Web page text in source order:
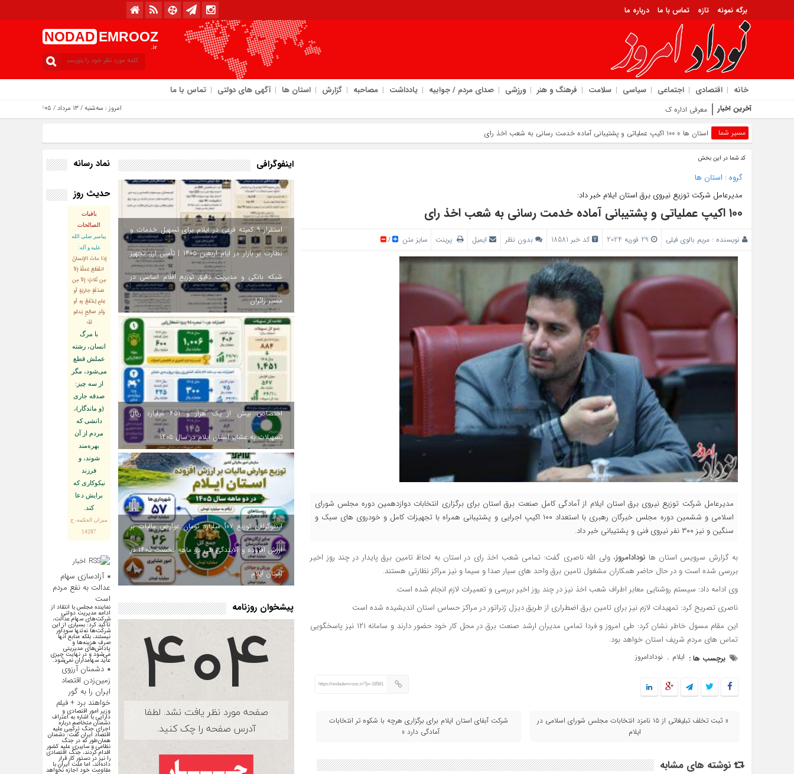
برگه نمونه تازه تماس با ما درباره ما
NODAD EMROOZ
.ir
خانه اقتصادی اجتماعی سیاسی سلامت فرهنگ و هنر ورزشی صدای مردم / جوابیه یادداشت مصاحبه گزارش استان ها آگهی های دولتی تماس با ما
آخرین اخبار معرفی اداره کل آموزش فنی و حرفه‌ ای استان ایلام به‌ امروز : سه‌شنبه / ۱۳ مرداد / ۱۴۰۵
مسیر شما استان ها » ۱۰۰ اکیپ عملیاتی و پشتیبانی آماده خدمت رسانی به شعب اخذ رای
کد شما در این بخش
گروه : استان ها
مدیرعامل شرکت توزیع نیروی برق استان ایلام خبر داد:
۱۰۰ اکیپ عملیاتی و پشتیبانی آماده خدمت رسانی به شعب اخذ رای
نویسنده : مریم بالوی فیلی کد خبر 18581 بدون نظر ایمیل پرینت سایز متن /
مدیرعامل شرکت توزیع نیروی برق استان ایلام از آمادگی کامل صنعت برق استان برای برگزاری انتخابات دوازدهمین دوره مجلس شورای
اسلامی و ششمین دوره مجلس خبرگان رهبری با استعداد ۱۰۰ اکیپ اجرایی و پشتیبانی همراه با تجهیزات کامل و خودروی های سبک و
سنگین و نیز ۳۰۰ نفر نیروی فنی و پشتیبانی خبر داد.
به گزارش سرویس استان ها نودادامروز، ولی الله ناصری گفت: تمامی شعب اخذ رای در استان به لحاظ تامین برق پایدار در چند روز اخیر
بررسی شده است و در حال حاضر همکاران مشغول تامین برق واحد های سیار صدا و سیما و نیز مراکز نظارتی هستند.
وی ادامه داد: سیستم روشنایی معابر اطراف شعب اخذ نیز در چند روز اخیر بررسی و تعمیرات لازم انجام شده است.
ناصری تصریح کرد: تمهیدات لازم نیز برای تامین برق اضطراری از طریق دیزل ژنراتور در مراکز حساس استان اندیشیده شده است
این مقام مسول خاطر نشان کرد: طی امروز و فردا تمامی مدیران ارشد صنعت برق در محل کار خود حضور دارند و سامانه ۱۲۱ نیز پاسخگویی
تماس های مردم شریف استان خواهد بود.
برچسب ها : ایلام , نودادامروز
https://nodademrooz.ir/?p=18581
« ثبت تخلف تبلیغاتی از ۱۵ نامزد انتخابات مجلس شورای اسلامی در
ایلام
شرکت آبفای استان ایلام برای برگزاری هرچه با شکوه تر انتخابات
آمادگی دارد »
نوشته های مشابه
اینفوگرافی
استقرار ۹ کمیته فرعی در ایلام برای تسهیل خدمات و
نظارت بر بازار در ایام اربعین ۱۴۰۵ | تأمین ارز، تجهیز
شبکه بانکی و مدیریت دقیق توزیع اقلام اساسی در
مسیر زائران
اختصاص بیش از یک هزار و ۴۵۱ میلیارد ریال
تسهیلات به عشایر استان ایلام در سال ۱۴۰۵
اینفوگرافی توزیع ۱۰۷ میلیارد تومان عوارض مالیات بر
ارزش افزوده و آلایندگی طی دو ماهه نخست ۱۴۰۵ در
استان ایلام
پیشخوان روزنامه
نماد رسانه
حدیث روز
باقیات
الصالحات
پيامبر صلى‏ الله‏
عليه ‏و‏ آله:
إذا ماتَ الإنسانُ
انقَطَعَ عَمَلُهُ إلاّ
مِن ثَلاثٍ: إلاّ مِن
صَدَقَةٍ جاريَةٍ أو
عِلمٍ يُنتَفَعُ بِهِ أو
وَلَدٍ صالِحٍ يَدعُو
لَهُ؛
با مرگ
انسان، رشته
عملش قطع
مى‌شود، مگر
از سه چيز:
صدقه جارى
(و ماندگار)،
دانشى كه
مردم از آن
بهره‏‌مند
شوند، و
فرزند
نيكوكارى كه
برايش دعا
كند.
ميزان الحكمه، ح
14287
اخبار
اقتصادی
آزادسازی سهام
عدالت به نفع مردم
است
نماینده مجلس با انتقاد از
ادامه مدیریت دولتی
شرکت‌های سهام عدالت،
تأکید کرد: بسیاری از این
شرکت‌ها نه‌تنها سودآور
نیستند، بلکه منابع آنها
صرف هزینه‌ها و
پاداش‌های مدیریتی
می‌شود و در نهایت چیزی
عاید سهامداران نمی‌شود.
دشمنان آرزوی
زمین‌زدن اقتصاد
ایران را به گور
خواهند برد + فیلم
وزیر امور اقتصادی و
دارایی با اشاره به اعتراف
دشمنان متخاصم درباره
اجرای جنگ ترکیبی علیه
اقتصاد ایران گفت: دشمنان
همان‌طور که در جنگ
نظامی و سایبری علیه کشور
اقدام کردند، جنگ اقتصادی
را نیز در دستور کار قرار
داده‌اند، اما ملت ایران با
مقاومت خود اجازه نخواهد